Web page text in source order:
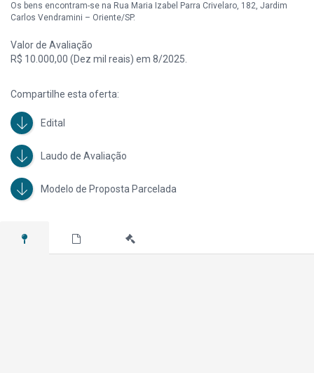
Os bens encontram-se na Rua Maria Izabel Parra Crivelaro, 182, Jardim
Carlos Vendramini – Oriente/SP.
Valor de Avaliação
R$ 10.000,00 (Dez mil reais) em 8/2025.
Compartilhe esta oferta:
Edital
Laudo de Avaliação
Modelo de Proposta Parcelada